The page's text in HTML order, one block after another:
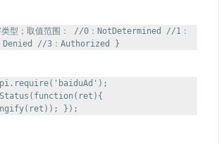
；取值范围： //0：NotDetermined //1：
//3：Authorized }
});